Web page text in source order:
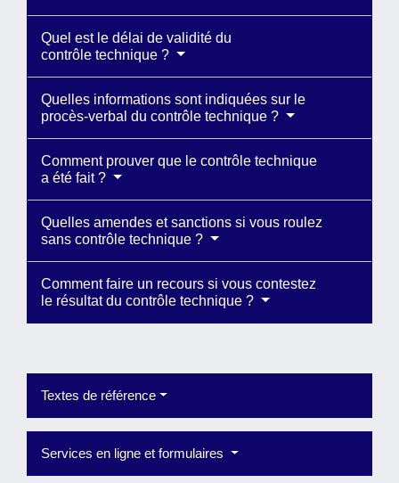
Quel est le délai de validité du
contrôle technique ?
Quelles informations sont indiquées sur le
procès-verbal du contrôle technique ?
Comment prouver que le contrôle technique
a été fait ?
Quelles amendes et sanctions si vous roulez
sans contrôle technique ?
Comment faire un recours si vous contestez
le résultat du contrôle technique ?
Textes de référence
Services en ligne et formulaires